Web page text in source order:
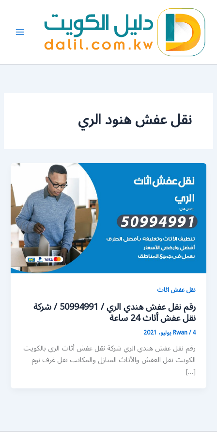
المحتوى
نقل عفش هنود الري
نقل عفش اثاث
رقم نقل عفش هندي الري / 50994991 / شركة
نقل عفش أثاث 24 ساعة
Rwan/4 يوليو، 2021
رقم نقل عفش هندي الري شركة نقل عفش أثاث الري بالكويت
الكويت نقل العفش والأثاث المنازل والمكاتب نقل غرف نوم
[…]